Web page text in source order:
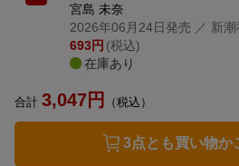
宮島 未奈
2026年06月24日発売 ／ 新潮
693円 (税込)
在庫あり
合計 3,047円 （税込）
3点とも買い物か